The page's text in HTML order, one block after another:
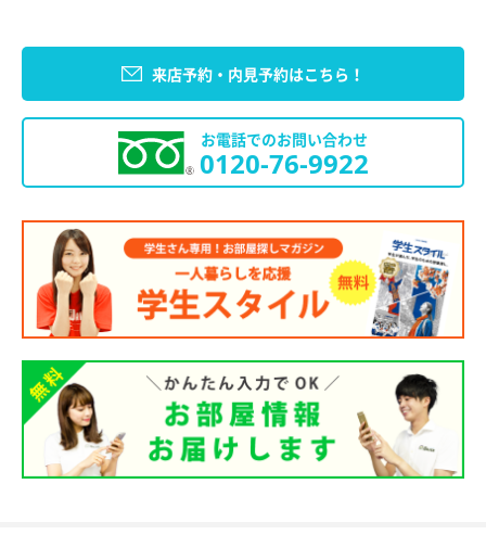
来店予約・内見予約はこちら！
お電話でのお問い合わせ
0120-76-9922